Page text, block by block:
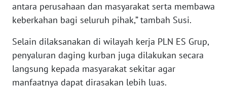
antara perusahaan dan masyarakat serta membawa
keberkahan bagi seluruh pihak,” tambah Susi.
Selain dilaksanakan di wilayah kerja PLN ES Grup,
penyaluran daging kurban juga dilakukan secara
langsung kepada masyarakat sekitar agar
manfaatnya dapat dirasakan lebih luas.
WN
WN
SERAMBI